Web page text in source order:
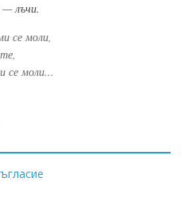
— лъчи.
се моли,
се моли...